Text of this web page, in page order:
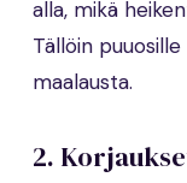
alla, mikä
Tällöin
maalausta.
2.